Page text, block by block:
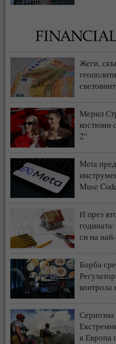
Жеги,
Мерил
костюми
2“
Meta
Muse
И през
си на
Борба
контрола
Сериозна
в Европа